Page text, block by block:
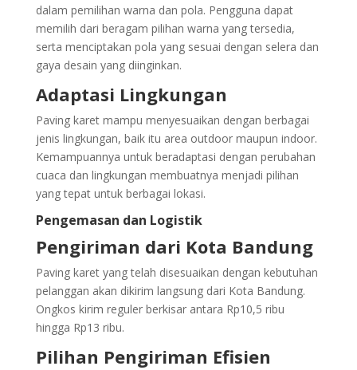
dalam pemilihan warna dan pola. Pengguna dapat
memilih dari beragam pilihan warna yang tersedia,
serta menciptakan pola yang sesuai dengan selera dan
gaya desain yang diinginkan.
Adaptasi Lingkungan
Paving karet mampu menyesuaikan dengan berbagai
jenis lingkungan, baik itu area outdoor maupun indoor.
Kemampuannya untuk beradaptasi dengan perubahan
cuaca dan lingkungan membuatnya menjadi pilihan
yang tepat untuk berbagai lokasi.
Pengemasan dan Logistik
Pengiriman dari Kota Bandung
Paving karet yang telah disesuaikan dengan kebutuhan
pelanggan akan dikirim langsung dari Kota Bandung.
Ongkos kirim reguler berkisar antara Rp10,5 ribu
hingga Rp13 ribu.
Pilihan Pengiriman Efisien